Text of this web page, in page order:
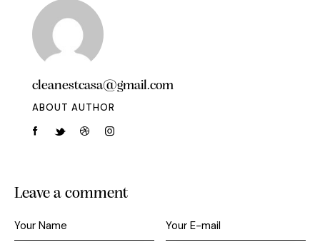
cleanestcasa@gmail.com
ABOUT AUTHOR
Leave a comment